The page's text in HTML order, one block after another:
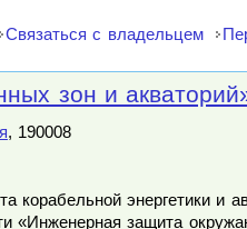
Связаться с владельцем
зон и
, 190008
энергетики и
«Инженерная защита